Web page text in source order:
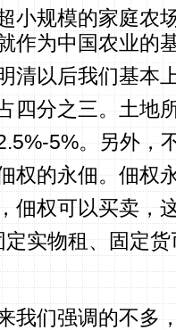
小规模的家庭农
作为中国农业的
清以后我们基本
四分之三。土地
5%。另外，
权的永佃。佃权
佃权可以买卖，
实物租、固定
我们强调的不多